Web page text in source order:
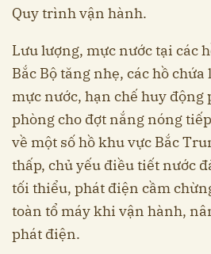
Quy trình vận hành.
Lưu lượng, mực nước tại các
Bắc Bộ tăng nhẹ, các hồ
mực nước, hạn chế huy động
phòng cho đợt nắng nóng
về một số hồ khu vực Bắc
thấp, chủ yếu điều tiết nước
tối thiểu, phát điện cầm
toàn tổ máy khi vận hành,
phát điện.